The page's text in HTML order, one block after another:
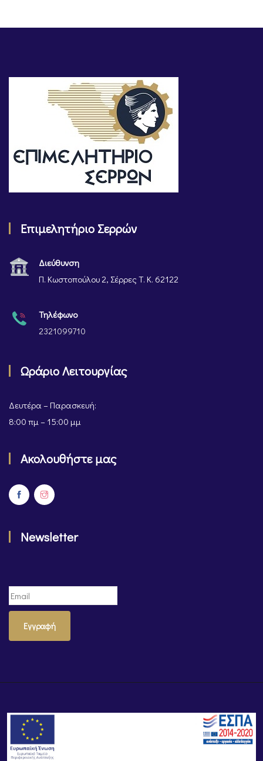
Επιμελητήριο Σερρών
Διεύθυνση
Π. Κωστοπούλου 2, Σέρρες Τ. Κ. 62122
Τηλέφωνο
2321099710
Ωράριο Λειτουργίας
Δευτέρα – Παρασκευή:
8:00 πμ – 15:00 μμ
Ακολουθήστε μας
Newsletter
Εγγραφή